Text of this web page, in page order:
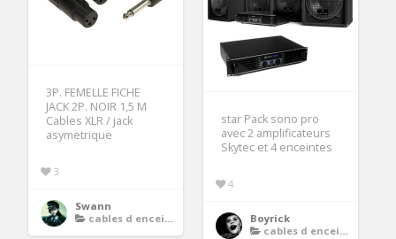
3P. FEMELLE FICHE
JACK 2P. NOIR 1,5 M
Cables XLR / jack
asymetrique
3
Swann
cables d enceintes
star Pack sono pro
avec 2 amplificateurs
Skytec et 4 enceintes
4
Boyrick
cables d enceintes